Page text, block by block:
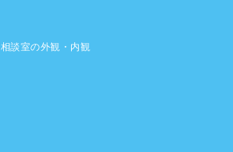
相談室の外観・内観